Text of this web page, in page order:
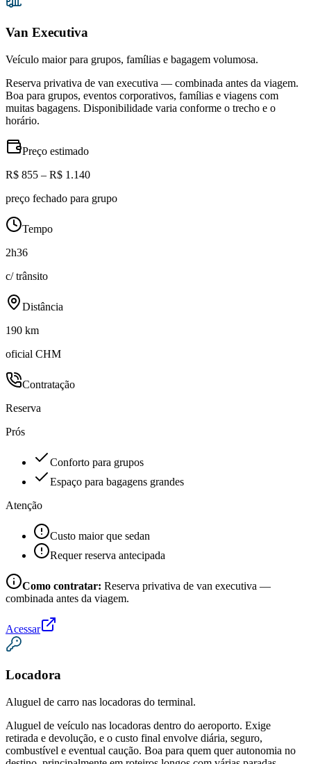
Van Executiva
Veículo maior para grupos, famílias e bagagem volumosa.
Reserva privativa de van executiva — combinada antes da viagem.
Boa para grupos, eventos corporativos, famílias e viagens com
muitas bagagens. Disponibilidade varia conforme o trecho e o
horário.
Preço estimado
R$ 855 – R$ 1.140
preço fechado para grupo
Tempo
2h36
c/ trânsito
Distância
190 km
oficial CHM
Contratação
Reserva
Prós
Conforto para grupos
Espaço para bagagens grandes
Atenção
Custo maior que sedan
Requer reserva antecipada
Como contratar: Reserva privativa de van executiva —
combinada antes da viagem.
Acessar
Locadora
Aluguel de carro nas locadoras do terminal.
Aluguel de veículo nas locadoras dentro do aeroporto. Exige
retirada e devolução, e o custo final envolve diária, seguro,
combustível e eventual caução. Boa para quem quer autonomia no